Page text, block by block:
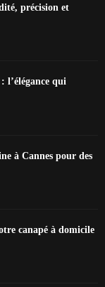
précision et
l’élégance qui
à Cannes pour des
canapé à domicile